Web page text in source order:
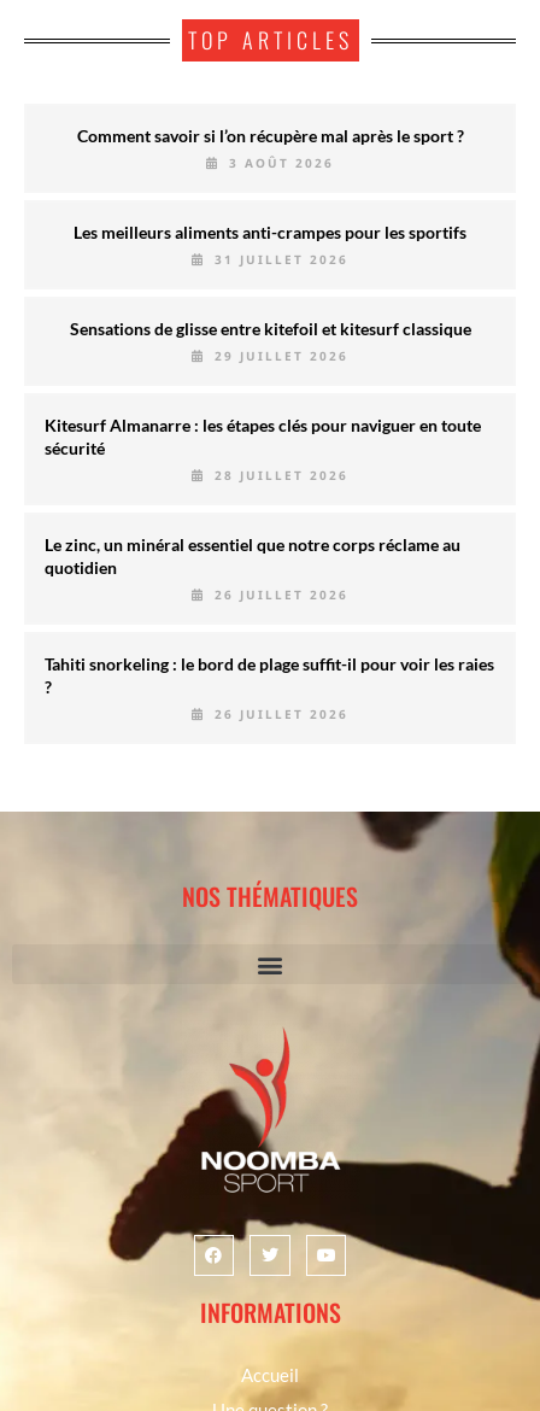
TOP ARTICLES
Comment savoir si l’on récupère mal après le sport ?
3 AOÛT 2026
Les meilleurs aliments anti-crampes pour les sportifs
31 JUILLET 2026
Sensations de glisse entre kitefoil et kitesurf classique
29 JUILLET 2026
Kitesurf Almanarre : les étapes clés pour naviguer en toute
sécurité
28 JUILLET 2026
Le zinc, un minéral essentiel que notre corps réclame au
quotidien
26 JUILLET 2026
Tahiti snorkeling : le bord de plage suffit-il pour voir les raies
?
26 JUILLET 2026
NOS THÉMATIQUES
INFORMATIONS
Accueil